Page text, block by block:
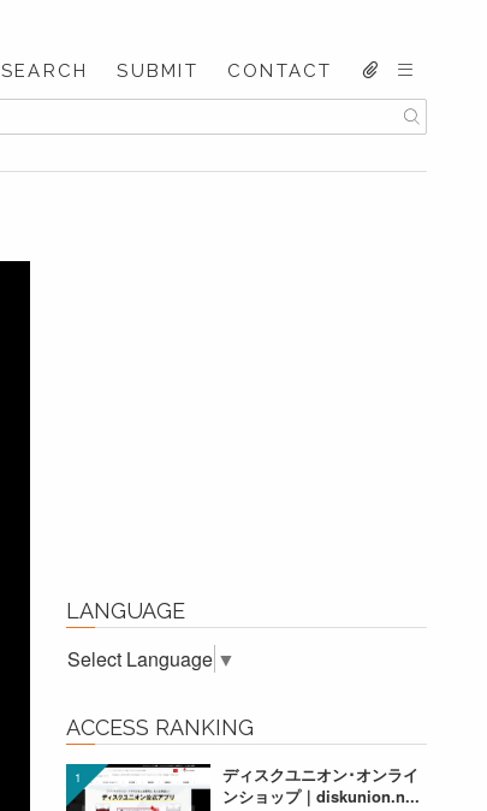
SEARCH SUBMIT CONTACT
LANGUAGE
Select Language ▼
ACCESS RANKING
ディスクユニオン･オンライ
ンショップ｜diskunion.n...